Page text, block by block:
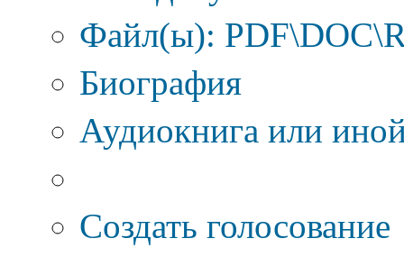
Файл(ы):
Биография
Аудиокнига или
Создать голосование